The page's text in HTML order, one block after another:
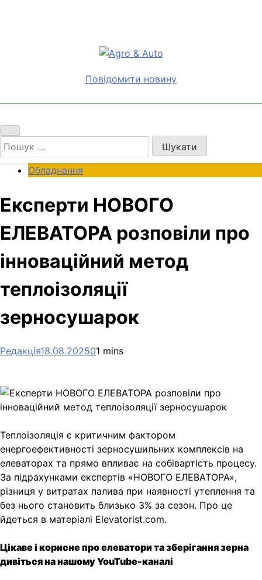
Agro & Auto
Новини агротеху та логістики
Повідомити новину
Пошук:
Обладнання
Експерти НОВОГО
ЕЛЕВАТОРА розповіли про
інноваційний метод
теплоізоляції
зерносушарок
Редакція18.08.202501 mins
Теплоізоляція є критичним фактором
енергоефективності зерносушильних комплексів на
елеваторах та прямо впливає на собівартість процесу.
За підрахунками експертів «НОВОГО ЕЛЕВАТОРА»,
різниця у витратах палива при наявності утеплення та
без нього становить близько 3% за сезон. Про це
йдеться в матеріалі Elevatorist.com.
Цікаве і корисне про елеватори та зберігання зерна
дивіться на нашомуYouTube-каналі